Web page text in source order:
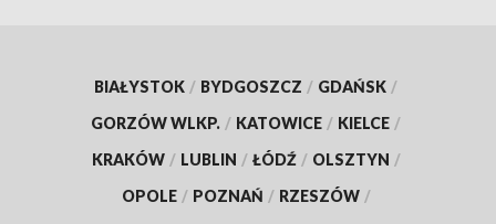
BIAŁYSTOK / BYDGOSZCZ / GDAŃSK /
GORZÓW WLKP. / KATOWICE / KIELCE /
KRAKÓW / LUBLIN / ŁÓDŹ / OLSZTYN /
OPOLE / POZNAŃ / RZESZÓW /